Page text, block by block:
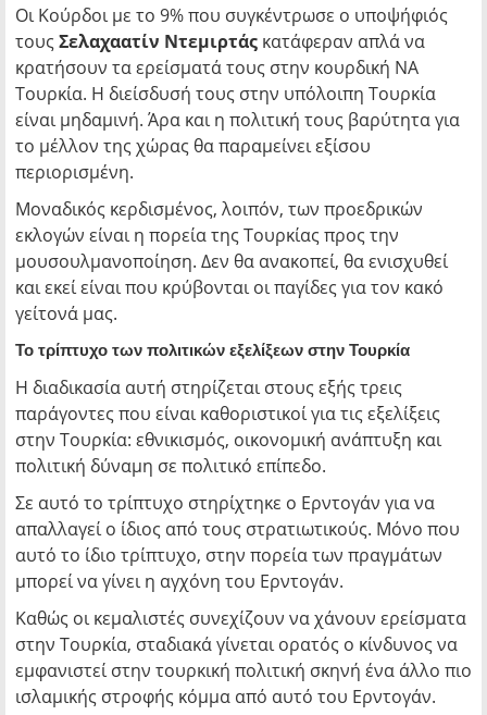
Οι Κούρδοι με το 9% που συγκέντρωσε ο υποψήφιός
τους Σελαχαατίν Ντεμιρτάς κατάφεραν απλά να
κρατήσουν τα ερείσματά τους στην κουρδική ΝΑ
Τουρκία. Η διείσδυσή τους στην υπόλοιπη Τουρκία
είναι μηδαμινή. Άρα και η πολιτική τους βαρύτητα για
το μέλλον της χώρας θα παραμείνει εξίσου
περιορισμένη.
Μοναδικός κερδισμένος, λοιπόν, των προεδρικών
εκλογών είναι η πορεία της Τουρκίας προς την
μουσουλμανοποίηση. Δεν θα ανακοπεί, θα ενισχυθεί
και εκεί είναι που κρύβονται οι παγίδες για τον κακό
γείτονά μας.
Το τρίπτυχο των πολιτικών εξελίξεων στην Τουρκία
Η διαδικασία αυτή στηρίζεται στους εξής τρεις
παράγοντες που είναι καθοριστικοί για τις εξελίξεις
στην Τουρκία: εθνικισμός, οικονομική ανάπτυξη και
πολιτική δύναμη σε πολιτικό επίπεδο.
Σε αυτό το τρίπτυχο στηρίχτηκε ο Ερντογάν για να
απαλλαγεί ο ίδιος από τους στρατιωτικούς. Μόνο που
αυτό το ίδιο τρίπτυχο, στην πορεία των πραγμάτων
μπορεί να γίνει η αγχόνη του Ερντογάν.
Καθώς οι κεμαλιστές συνεχίζουν να χάνουν ερείσματα
στην Τουρκία, σταδιακά γίνεται ορατός ο κίνδυνος να
εμφανιστεί στην τουρκική πολιτική σκηνή ένα άλλο πιο
ισλαμικής στροφής κόμμα από αυτό του Ερντογάν.